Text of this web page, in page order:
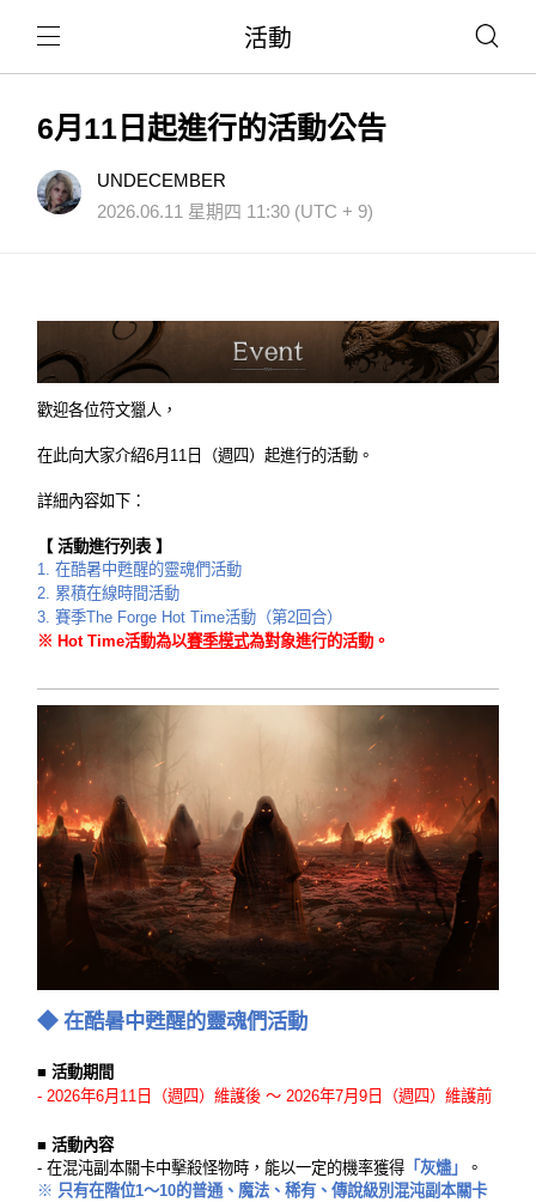
活動
6月11日起進行的活動公告
UNDECEMBER
2026.06.11 星期四 11:30 (UTC + 9)
歡迎各位符文獵人，
在此向大家介紹6月11日（週四）起進行的活動。
詳細內容如下：
【 活動進行列表 】
1.在酷暑中甦醒的靈魂們活動
2. 累積在線時間活動
3.賽季The Forge Hot Time活動（第2回合）
※ Hot Time活動為以賽季模式為對象進行的活動。
◆在酷暑中甦醒的靈魂們活動
■ 活動期間
-2026年6月11日（週四）維護後 ～ 2026年7月9日（週四）維護前
■ 活動內容
- 在混沌副本關卡中擊殺怪物時，能以一定的機率獲得 「灰燼」
。
※ 只有在階位1～10的普通、魔法、稀有、傳說級別混沌副本關卡